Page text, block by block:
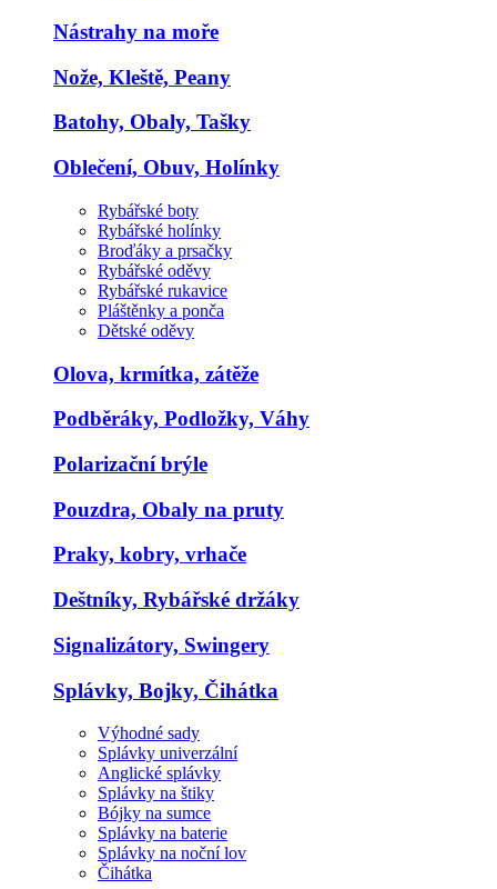
Nástrahy na moře
Nože, Kleště, Peany
Batohy, Obaly, Tašky
Oblečení, Obuv, Holínky
Rybářské boty
Rybářské holínky
Broďáky a prsačky
Rybářské oděvy
Rybářské rukavice
Pláštěnky a ponča
Dětské oděvy
Olova, krmítka, zátěže
Podběráky, Podložky, Váhy
Polarizační brýle
Pouzdra, Obaly na pruty
Praky, kobry, vrhače
Deštníky, Rybářské držáky
Signalizátory, Swingery
Splávky, Bojky, Čihátka
Výhodné sady
Splávky univerzální
Anglické splávky
Splávky na štiky
Bójky na sumce
Splávky na baterie
Splávky na noční lov
Čihátka